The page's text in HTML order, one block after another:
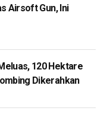
Airsoft Gun, Ini
120 Hektare
Dikerahkan